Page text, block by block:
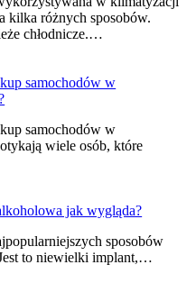
kilka różnych sposobów.
chłodnicze.…
samochodów w
samochodów w
wiele osób, które
jak wygląda?
sposobów
to niewielki implant,…